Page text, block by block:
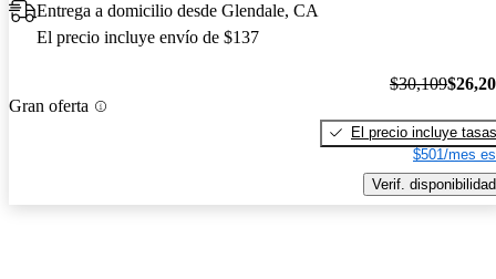
Entrega a domicilio desde Glendale, CA
El precio incluye envío de $137
Gran oferta
$30,109
El precio incluye tasas
$501/mes
Verif. disponibilidad